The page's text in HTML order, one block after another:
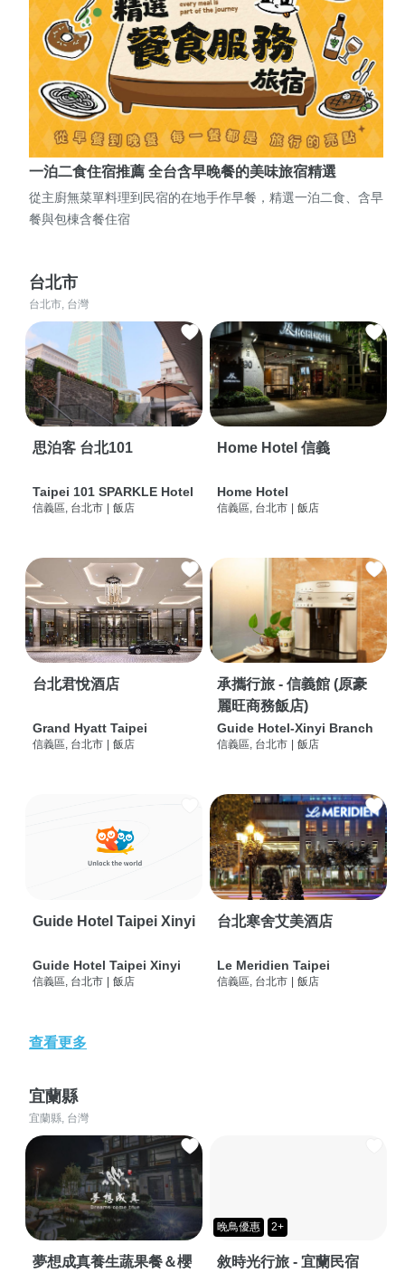
一泊二食住宿推薦 全台含早晚餐的美味旅宿精選
從主廚無菜單料理到民宿的在地手作早餐，精選一泊二食、含早
餐與包棟含餐住宿
台北市
台北市, 台灣
思泊客 台北101
Taipei 101 SPARKLE Hotel
信義區, 台北市 飯店
Home Hotel 信義
Home Hotel
信義區, 台北市 飯店
台北君悅酒店
Grand Hyatt Taipei
信義區, 台北市 飯店
承攜行旅 - 信義館 (原豪
麗旺商務飯店)
Guide Hotel-Xinyi Branch
信義區, 台北市 飯店
Guide Hotel Taipei Xinyi
Guide Hotel Taipei Xinyi
信義區, 台北市 | 飯店
台北寒舍艾美酒店
Le Meridien Taipei
信義區, 台北市 | 飯店
查看更多
宜蘭縣
宜蘭縣, 台灣
夢想成真養生蔬果餐＆櫻
晚鳥優惠 2+
敘時光行旅 - 宜蘭民宿